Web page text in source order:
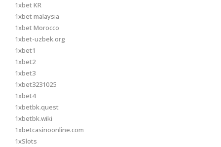
1xbet KR
1xbet malaysia
1xbet Morocco
1xbet-uzbek.org
1xbet1
1xbet2
1xbet3
1xbet3231025
1xbet4
1xbetbk.quest
1xbetbk.wiki
1xbetcasinoonline.com
1xSlots